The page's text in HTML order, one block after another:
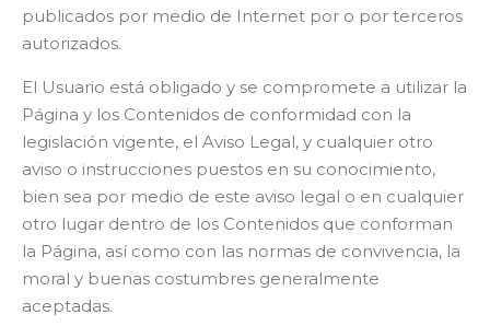
publicados por medio de Internet por o por terceros
autorizados.
El Usuario está obligado y se compromete a utilizar la
Página y los Contenidos de conformidad con la
legislación vigente, el Aviso Legal, y cualquier otro
aviso o instrucciones puestos en su conocimiento,
bien sea por medio de este aviso legal o en cualquier
otro lugar dentro de los Contenidos que conforman
la Página, así como con las normas de convivencia, la
moral y buenas costumbres generalmente
aceptadas.